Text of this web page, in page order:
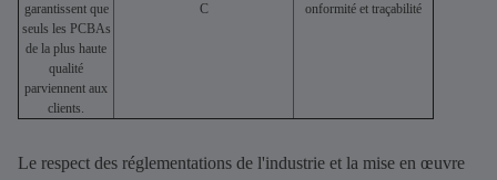
garantissent que
seuls les PCBAs
de la plus haute
qualité
parviennent aux
clients.
C onformité et traçabilité
Le respect des réglementations de l'industrie et la mise en œuvre